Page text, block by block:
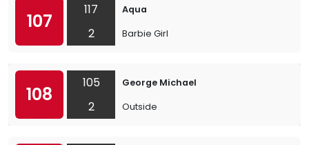
107
117
2
Aqua
Barbie Girl
108
105
2
George Michael
Outside